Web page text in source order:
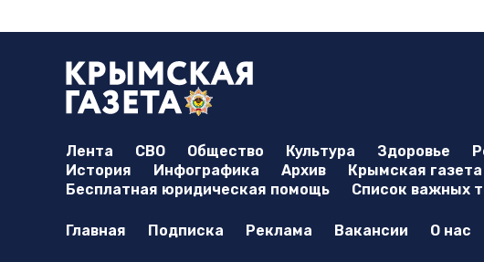
Лента СВО Общество Культура Здоровье
История
Инфографика Архив Крымская
Бесплатная юридическая помощь
Список важных
Главная Подписка Реклама Вакансии О нас